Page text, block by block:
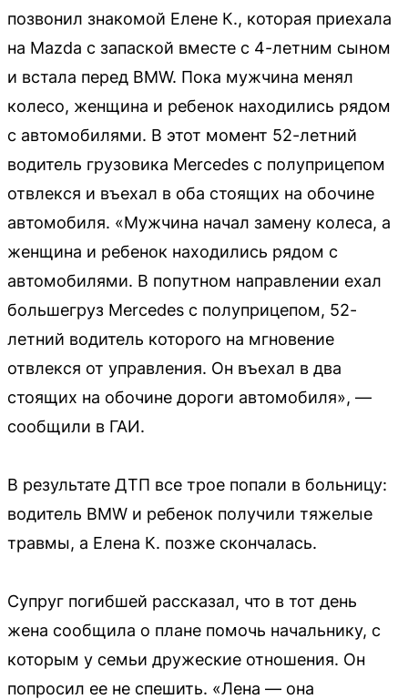
позвонил знакомой Елене К., которая приехала
на Mazda с запаской вместе с 4-летним сыном
и встала перед BMW. Пока мужчина менял
колесо, женщина и ребенок находились рядом
с автомобилями. В этот момент 52-летний
водитель грузовика Mercedes с полуприцепом
отвлекся и въехал в оба стоящих на обочине
автомобиля. «Мужчина начал замену колеса, а
женщина и ребенок находились рядом с
автомобилями. В попутном направлении ехал
большегруз Mercedes с полуприцепом, 52-
летний водитель которого на мгновение
отвлекся от управления. Он въехал в два
стоящих на обочине дороги автомобиля», —
сообщили в ГАИ.
В результате ДТП все трое попали в больницу:
водитель BMW и ребенок получили тяжелые
травмы, а Елена К. позже скончалась.
Супруг погибшей рассказал, что в тот день
жена сообщила о плане помочь начальнику, с
которым у семьи дружеские отношения. Он
попросил ее не спешить. «Лена — она